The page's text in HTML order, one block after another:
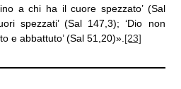
a chi ha il cuore spezzato’ (Sal
spezzati’ (Sal 147,3); ‘Dio non
e abbattuto’ (Sal 51,20)». [23]